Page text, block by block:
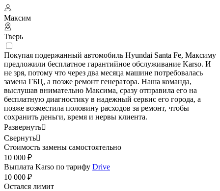
Максим
Тверь
Покупая подержанный автомобиль Hyundai Santa Fe, Максиму
предложили бесплатное гарантийное обслуживание Karso. И
не зря, потому что через два месяца машине потребовалась
замена ГБЦ, а позже ремонт генератора. Наша команда,
выслушав внимательно Максима, сразу отправила его на
бесплатную диагностику в надежный сервис его города, а
позже возместила половину расходов за ремонт, чтобы
сохранить деньги, время и нервы клиента.
Развернуть
Свернуть
Стоимость замены самостоятельно
10 000 ₽
Выплата Karso по тарифу Drive
10 000 ₽
Остался лимит